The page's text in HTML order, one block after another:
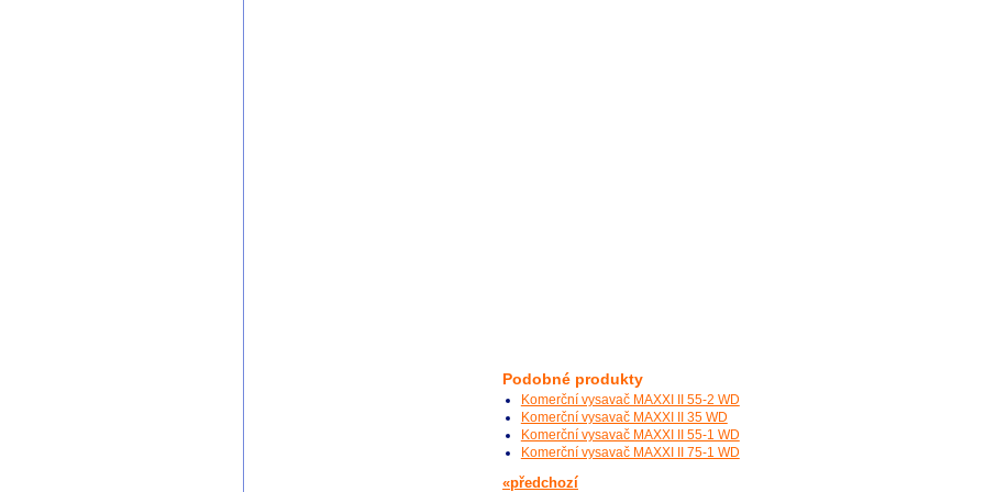
Podobné produkty
Komerční vysavač MAXXI II 55-2 WD
Komerční vysavač MAXXI II 35 WD
Komerční vysavač MAXXI II 55-1 WD
Komerční vysavač MAXXI II 75-1 WD
«předchozí